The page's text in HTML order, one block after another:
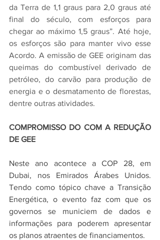
da Terra de 1,1 graus para 2,0 graus até
final do século, com esforços para
chegar ao máximo 1,5 graus”. Até hoje,
os esforços são para manter vivo esse
Acordo. A emissão de GEE originam das
queimas do combustível derivado de
petróleo, do carvão para produção de
energia e o desmatamento de florestas,
dentre outras atividades.
COMPROMISSO DO COM A REDUÇÃO
DE GEE
Neste ano acontece a COP 28, em
Dubai, nos Emirados Árabes Unidos.
Tendo como tópico chave a Transição
Energética, o evento faz com que os
governos se municiem de dados e
informações para poderem apresentar
os planos atraentes de financiamentos.